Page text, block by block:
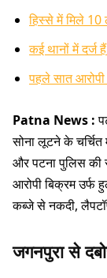
हिस्से में मिले 10
कई थानों में दर्ज
पहले सात
Patna News :
सोना लूटने के
और पटना पुलिस की
आरोपी बिक्रम उर्फ
कब्जे से नकदी,
जगनपुरा से